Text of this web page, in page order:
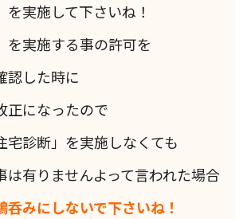
を実施して下さいね！
を実施する事の許可を
認した時に
になったので
診断」を実施しなくても
有りませんよって言われた場合
呑みにしないで下さいね！